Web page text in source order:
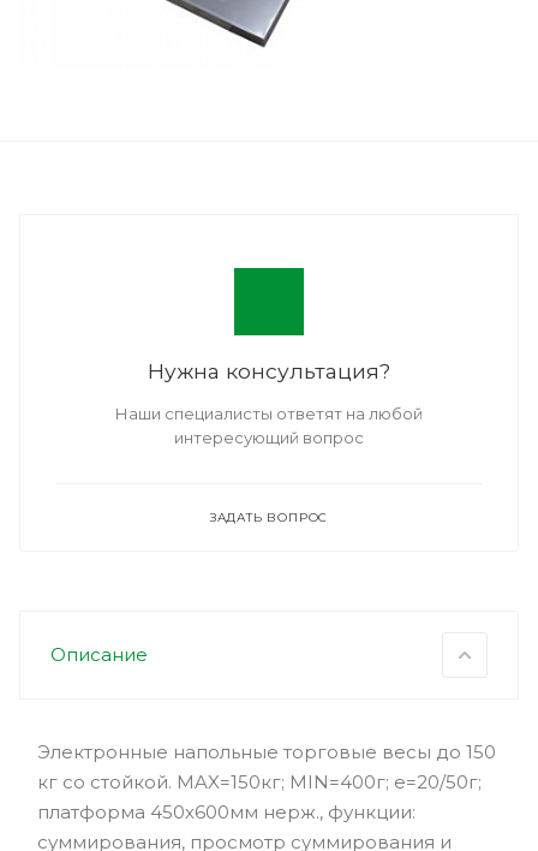
Нужна консультация?
Наши специалисты ответят на любой
интересующий вопрос
ЗАДАТЬ ВОПРОС
Описание
Электронные напольные торговые весы до 150
кг со стойкой. MAX=150кг; MIN=400г; e=20/50г;
платформа 450х600мм нерж., функции:
суммирования, просмотр суммирования и